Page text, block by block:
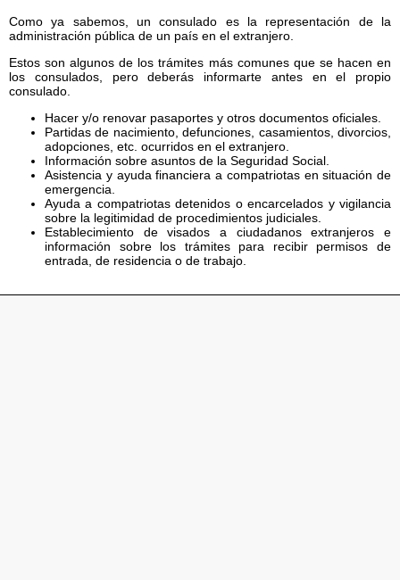
Como ya sabemos, un consulado es la representación de la
administración pública de un país en el extranjero.
Estos son algunos de los trámites más comunes que se hacen en
los consulados, pero deberás informarte antes en el propio
consulado.
Hacer y/o renovar pasaportes y otros documentos oficiales.
Partidas de nacimiento, defunciones, casamientos, divorcios,
adopciones, etc. ocurridos en el extranjero.
Información sobre asuntos de la Seguridad Social.
Asistencia y ayuda financiera a compatriotas en situación de
emergencia.
Ayuda a compatriotas detenidos o encarcelados y vigilancia
sobre la legitimidad de procedimientos judiciales.
Establecimiento de visados a ciudadanos extranjeros e
información sobre los trámites para recibir permisos de
entrada, de residencia o de trabajo.